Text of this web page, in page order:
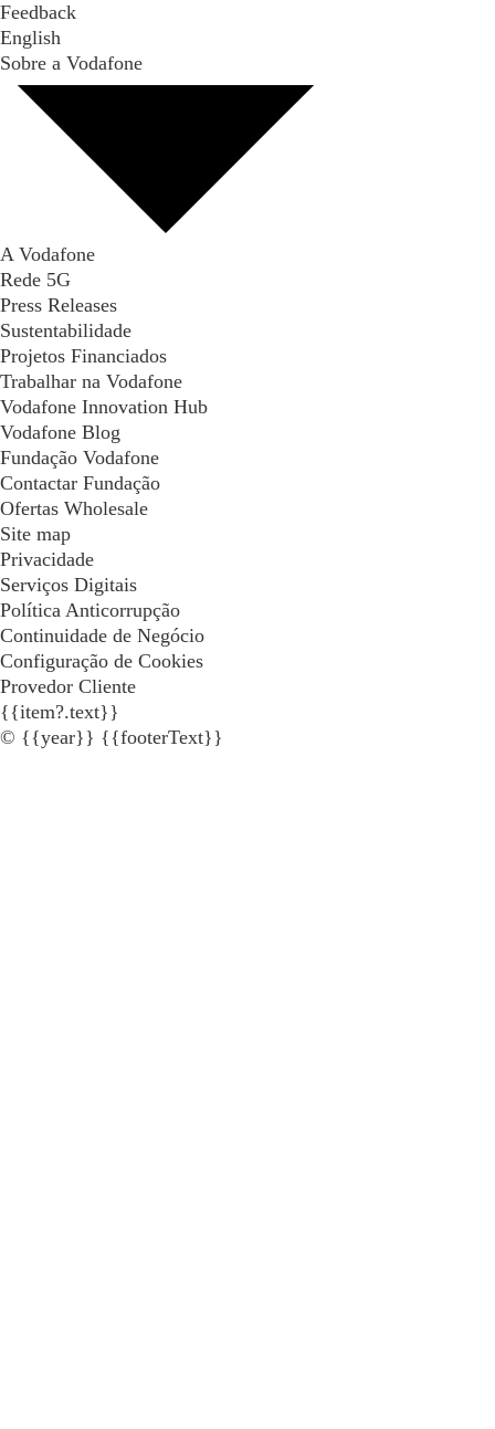
Feedback
English
Sobre a Vodafone
A Vodafone
Rede 5G
Press Releases
Sustentabilidade
Projetos Financiados
Trabalhar na Vodafone
Vodafone Innovation Hub
Vodafone Blog
Fundação Vodafone
Contactar Fundação
Ofertas Wholesale
Site map
Privacidade
Serviços Digitais
Política Anticorrupção
Continuidade de Negócio
Configuração de Cookies
Provedor Cliente
{{item?.text}}
© {{year}} {{footerText}}